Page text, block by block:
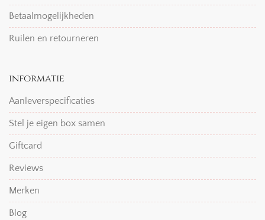
Betaalmogelijkheden
Ruilen en retourneren
informatie
Aanleverspecificaties
Stel je eigen box samen
Giftcard
Reviews
Merken
Blog